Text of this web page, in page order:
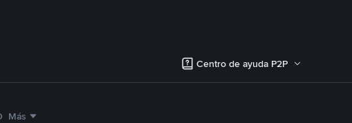
Centro de ayuda P2P
Más